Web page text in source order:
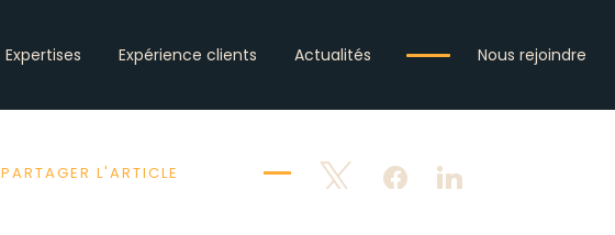
Expertises Expérience clients Actualités Nous rejoindre
PARTAGER L'ARTICLE Tweetez PartagezPartagez